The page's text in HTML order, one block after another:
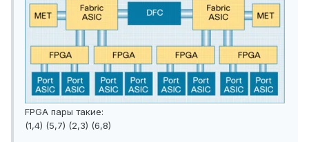
FPGA пары такие:
(1,4) (5,7) (2,3) (6,8)